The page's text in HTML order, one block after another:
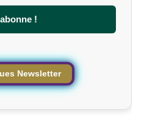
!
Newsletter